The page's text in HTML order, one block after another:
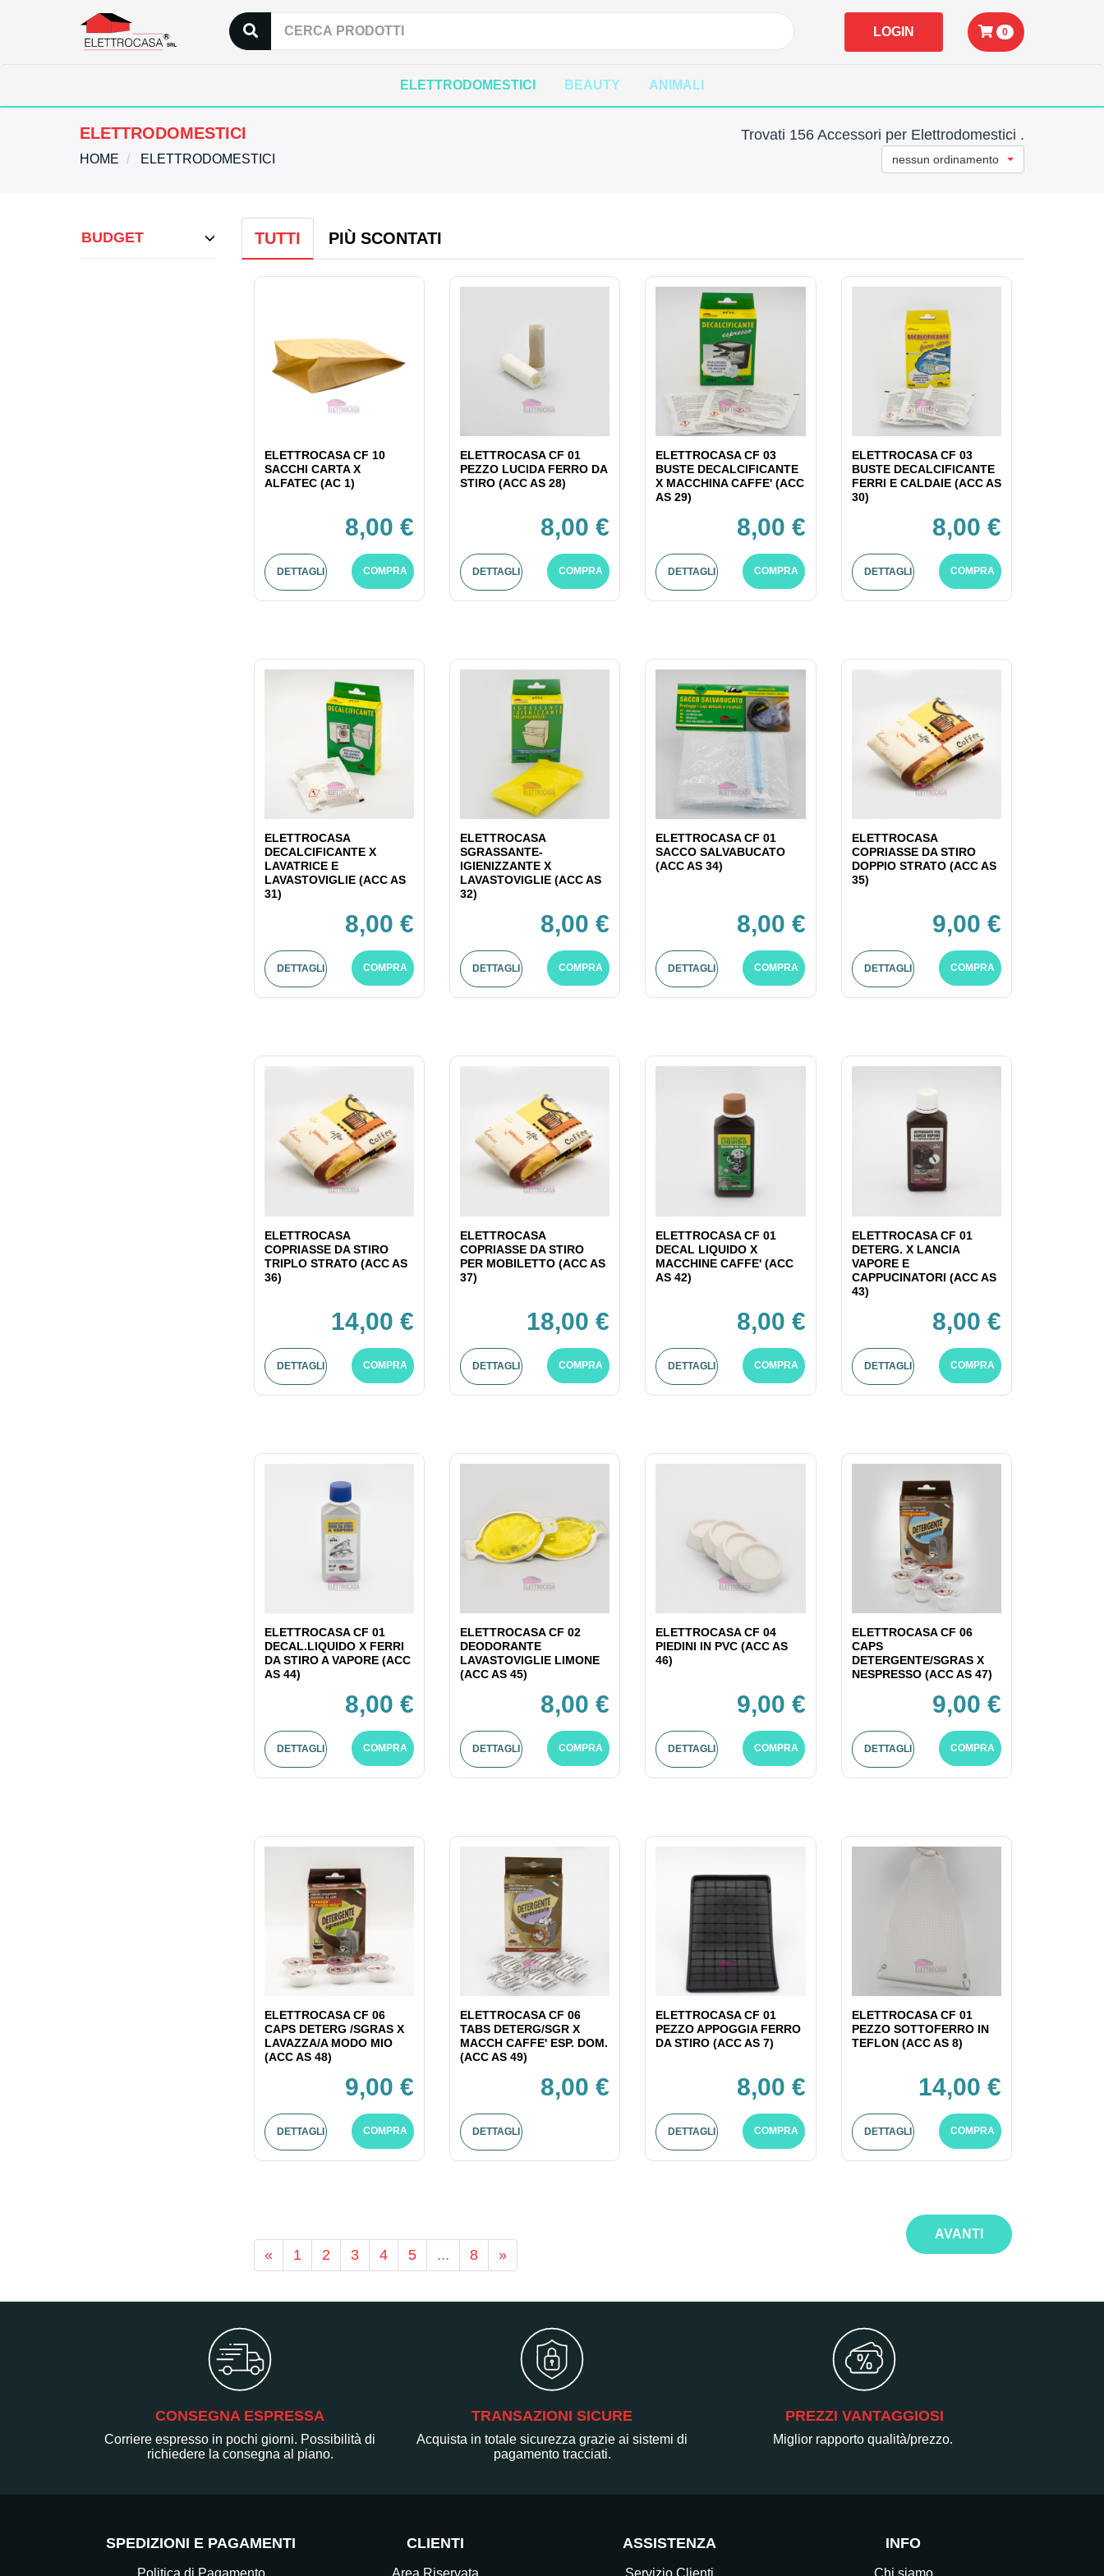
LOGIN 0
ELETTRODOMESTICI BEAUTY ANIMALI
ELETTRODOMESTICI
HOME ELETTRODOMESTICI
Trovati 156 Accessori per Elettrodomestici .
nessun ordinamento
BUDGET TUTTI PIÙ SCONTATI
ELETTROCASA CF 10
SACCHI CARTA X
ALFATEC (AC 1)
8,00 €
DETTAGLI COMPRA
ELETTROCASA CF 01
PEZZO LUCIDA FERRO DA
STIRO (ACC AS 28)
8,00 €
DETTAGLI COMPRA
ELETTROCASA CF 03
BUSTE DECALCIFICANTE
X MACCHINA CAFFE' (ACC
AS 29)
8,00 €
DETTAGLI COMPRA
ELETTROCASA CF 03
BUSTE DECALCIFICANTE
FERRI E CALDAIE (ACC AS
30)
8,00 €
DETTAGLI COMPRA
ELETTROCASA
DECALCIFICANTE X
LAVATRICE E
LAVASTOVIGLIE (ACC AS
31)
8,00 €
DETTAGLI COMPRA
ELETTROCASA
SGRASSANTE-
IGIENIZZANTE X
LAVASTOVIGLIE (ACC AS
32)
8,00 €
DETTAGLI COMPRA
ELETTROCASA CF 01
SACCO SALVABUCATO
(ACC AS 34)
8,00 €
DETTAGLI COMPRA
ELETTROCASA
COPRIASSE DA STIRO
DOPPIO STRATO (ACC AS
35)
9,00 €
DETTAGLI COMPRA
ELETTROCASA
COPRIASSE DA STIRO
TRIPLO STRATO (ACC AS
36)
14,00 €
DETTAGLI COMPRA
ELETTROCASA
COPRIASSE DA STIRO
PER MOBILETTO (ACC AS
37)
18,00 €
DETTAGLI COMPRA
ELETTROCASA CF 01
DECAL LIQUIDO X
MACCHINE CAFFE' (ACC
AS 42)
8,00 €
DETTAGLI COMPRA
ELETTROCASA CF 01
DETERG. X LANCIA
VAPORE E
CAPPUCINATORI (ACC AS
43)
8,00 €
DETTAGLI COMPRA
ELETTROCASA CF 01
DECAL.LIQUIDO X FERRI
DA STIRO A VAPORE (ACC
AS 44)
8,00 €
DETTAGLI COMPRA
ELETTROCASA CF 02
DEODORANTE
LAVASTOVIGLIE LIMONE
(ACC AS 45)
8,00 €
DETTAGLI COMPRA
ELETTROCASA CF 04
PIEDINI IN PVC (ACC AS
46)
9,00 €
DETTAGLI COMPRA
ELETTROCASA CF 06
CAPS
DETERGENTE/SGRAS X
NESPRESSO (ACC AS 47)
9,00 €
DETTAGLI COMPRA
ELETTROCASA CF 06
CAPS DETERG /SGRAS X
LAVAZZA/A MODO MIO
(ACC AS 48)
9,00 €
DETTAGLI COMPRA
ELETTROCASA CF 06
TABS DETERG/SGR X
MACCH CAFFE' ESP. DOM.
(ACC AS 49)
8,00 €
DETTAGLI
ELETTROCASA CF 01
PEZZO APPOGGIA FERRO
DA STIRO (ACC AS 7)
8,00 €
DETTAGLI COMPRA
ELETTROCASA CF 01
PEZZO SOTTOFERRO IN
TEFLON (ACC AS 8)
14,00 €
DETTAGLI COMPRA
« 1 2 3 4 5 ... 8 »
AVANTI
CONSEGNA ESPRESSA
Corriere espresso in pochi giorni. Possibilità di
richiedere la consegna al piano.
TRANSAZIONI SICURE
Acquista in totale sicurezza grazie ai sistemi di
pagamento tracciati.
PREZZI VANTAGGIOSI
Miglior rapporto qualità/prezzo.
SPEDIZIONI E PAGAMENTI
Politica di Pagamento
CLIENTI
Area Riservata
ASSISTENZA
Servizio Clienti
INFO
Chi siamo